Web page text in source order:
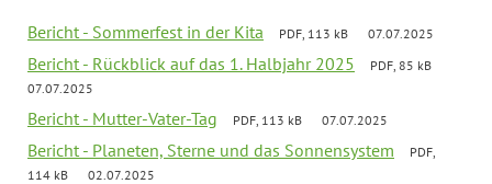
Bericht - Sommerfest in der Kita PDF, 113 kB 07.07.2025
Bericht - Rückblick auf das 1. Halbjahr 2025
PDF, 85 kB
07.07.2025
Bericht - Mutter-Vater-Tag PDF, 113 kB 07.07.2025
Bericht - Planeten, Sterne und das Sonnensystem
PDF,
114 kB
02.07.2025